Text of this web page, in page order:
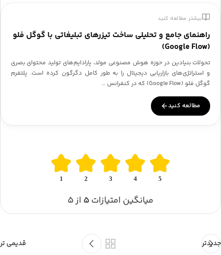
بیشتر مطالعه کنید
راهنمای جامع و تحلیلی ساخت تیزرهای تبلیغاتی با گوگل فلو
(Google Flow)
تحولات بنیادین در حوزه هوش مصنوعی مولد، پارادایم‌های تولید محتوای بصری
و استراتژی‌های بازاریابی دیجیتال را به طور کامل دگرگون کرده است. پلتفرم
گوگل فلو (Google Flow) که در کنفرانس …
مطالعه کنید
5
4
3
2
1
میانگین امتیازات۵ از ۵
جدیدتر قدیمی تر